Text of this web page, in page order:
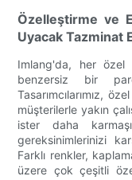
Özelleştirme ve
Uyacak Tazminat
Imlang'da, her özel
benzersiz bir
Tasarımcılarımız,
müşterilerle yakın
ister daha
gereksinimlerinizi
Farklı renkler,
üzere çok çeşitli